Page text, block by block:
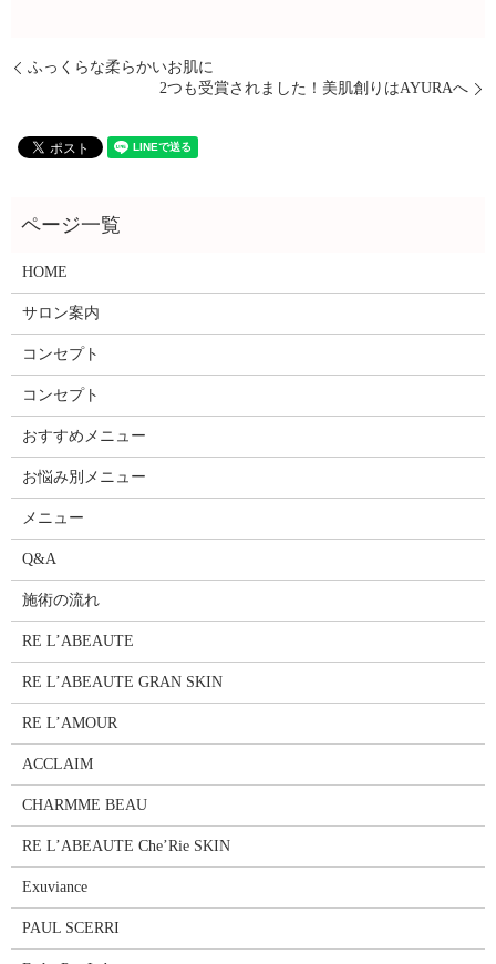
ふっくらな柔らかいお肌に
2つも受賞されました！美肌創りはAYURAへ
HOME
サロン案内
コンセプト
コンセプト
おすすめメニュー
お悩み別メニュー
メニュー
Q&A
施術の流れ
RE L’ABEAUTE
RE L’ABEAUTE GRAN SKIN
RE L’AMOUR
ACCLAIM
CHARMME BEAU
RE L’ABEAUTE Che’Rie SKIN
Exuviance
PAUL SCERRI